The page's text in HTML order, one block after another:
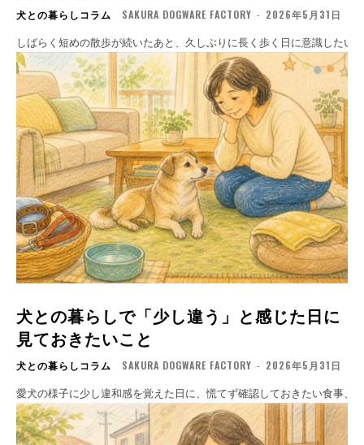
犬との暮らしコラム SAKURA DOGWARE FACTORY - 2026年5月31日
しばらく短めの散歩が続いたあと、久しぶりに長く歩く日に意識した
犬との暮らしで「少し違う」と感じた日に
見ておきたいこと
犬との暮らしコラム SAKURA DOGWARE FACTORY - 2026年5月31日
愛犬の様子に少し違和感を覚えた日に、慌てず確認しておきたい食事